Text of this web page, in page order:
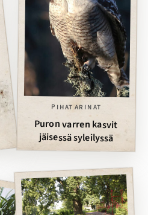
PIHATARINAT
Puron varren kasvit
jäisessä syleilyssä